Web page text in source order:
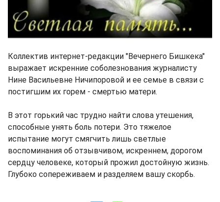
Коллектив интернет-редакции "Вечернего Бишкека"
выражает искренние соболезнования журналисту
Нине Васильевне Ничипоровой и ее семье в связи с
постигшим их горем - смертью матери.
В этот горький час трудно найти слова утешения,
способные унять боль потери. Это тяжелое
испытание могут смягчить лишь светлые
воспоминания об отзывчивом, искреннем, дорогом
сердцу человеке, который прожил достойную жизнь.
Глубоко сопереживаем и разделяем вашу скорбь.